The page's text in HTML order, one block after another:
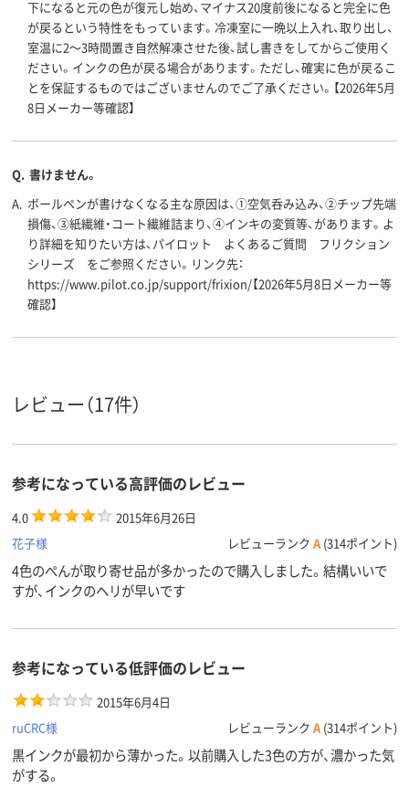
下になると元の色が復元し始め、マイナス20度前後になると完全に色
が戻るという特性をもっています。冷凍室に一晩以上入れ、取り出し、
室温に2～3時間置き自然解凍させた後、試し書きをしてからご使用く
ださい。インクの色が戻る場合があります。ただし、確実に色が戻るこ
とを保証するものではございませんのでご了承ください。【2026年5月
8日メーカー等確認】
Q. 書けません。
A. ボールペンが書けなくなる主な原因は、①空気呑み込み、②チップ先端
損傷、③紙繊維・コート繊維詰まり、④インキの変質等、があります。よ
り詳細を知りたい方は、パイロット よくあるご質問 フリクション
シリーズ をご参照ください。リンク先：
https://www.pilot.co.jp/support/frixion/【2026年5月8日メーカー等
確認】
レビュー（17件）
参考になっている高評価のレビュー
4.0
2015年6月26日
花子様
レビューランク A (314ポイント)
4色のぺんが取り寄せ品が多かったので購入しました。結構いいで
すが、インクのヘリが早いです
参考になっている低評価のレビュー
2015年6月4日
ruCRC様
レビューランク A (314ポイント)
黒インクが最初から薄かった。以前購入した3色の方が、濃かった気
がする。